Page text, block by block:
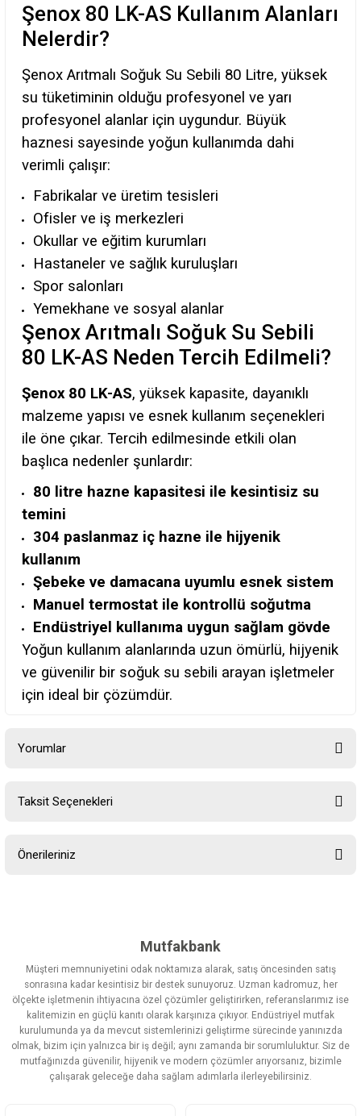
Şenox 80 LK-AS Kullanım Alanları
Nelerdir?
Şenox Arıtmalı Soğuk Su Sebili 80 Litre, yüksek
su tüketiminin olduğu profesyonel ve yarı
profesyonel alanlar için uygundur. Büyük
haznesi sayesinde yoğun kullanımda dahi
verimli çalışır:
Fabrikalar ve üretim tesisleri
Ofisler ve iş merkezleri
Okullar ve eğitim kurumları
Hastaneler ve sağlık kuruluşları
Spor salonları
Yemekhane ve sosyal alanlar
Şenox Arıtmalı Soğuk Su Sebili
80 LK-AS Neden Tercih Edilmeli?
Şenox 80 LK-AS, yüksek kapasite, dayanıklı
malzeme yapısı ve esnek kullanım seçenekleri
ile öne çıkar. Tercih edilmesinde etkili olan
başlıca nedenler şunlardır:
80 litre hazne kapasitesi ile kesintisiz su
temini
304 paslanmaz iç hazne ile hijyenik
kullanım
Şebeke ve damacana uyumlu esnek sistem
Manuel termostat ile kontrollü soğutma
Endüstriyel kullanıma uygun sağlam gövde
Yoğun kullanım alanlarında uzun ömürlü, hijyenik
ve güvenilir bir soğuk su sebili arayan işletmeler
için ideal bir çözümdür.
Yorumlar
Taksit Seçenekleri
Önerileriniz
Görüş ve önerileriniz için teşekkür ederiz.
Ürün resmi kalitesiz, bozuk veya görüntülenemiyor.
Ürün açıklamasında eksik bilgiler bulunuyor.
Ürün bilgilerinde hatalar bulunuyor.
Ürün fiyatı diğer sitelerden daha pahalı.
Bu ürüne benzer farklı alternatifler olmalı.
Mutfakbank
Müşteri memnuniyetini odak noktamıza alarak, satış öncesinden satış
sonrasına kadar kesintisiz bir destek sunuyoruz. Uzman kadromuz, her
ölçekte işletmenin ihtiyacına özel çözümler geliştirirken, referanslarımız ise
kalitemizin en güçlü kanıtı olarak karşınıza çıkıyor. Endüstriyel mutfak
kurulumunda ya da mevcut sistemlerinizi geliştirme sürecinde yanınızda
olmak, bizim için yalnızca bir iş değil; aynı zamanda bir sorumluluktur. Siz de
mutfağınızda güvenilir, hijyenik ve modern çözümler arıyorsanız, bizimle
çalışarak geleceğe daha sağlam adımlarla ilerleyebilirsiniz.